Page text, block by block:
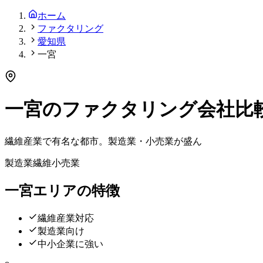
ホーム
ファクタリング
愛知県
一宮
一宮のファクタリング会社比
繊維産業で有名な都市。製造業・小売業が盛ん
製造業繊維小売業
一宮エリアの特徴
繊維産業対応
製造業向け
中小企業に強い